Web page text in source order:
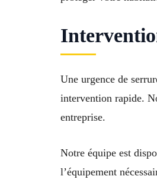
Une urgence de
intervention rapide.
entreprise.
Notre équipe est
l’équipement